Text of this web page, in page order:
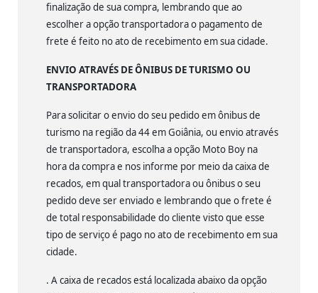
finalização de sua compra, lembrando que ao
escolher a opção transportadora o pagamento de
frete é feito no ato de recebimento em sua cidade.
ENVIO ATRAVÉS DE ÔNIBUS DE TURISMO OU
TRANSPORTADORA
Para solicitar o envio do seu pedido em ônibus de
turismo na região da 44 em Goiânia, ou envio através
de transportadora, escolha a opção Moto Boy na
hora da compra e nos informe por meio da caixa de
recados, em qual transportadora ou ônibus o seu
pedido deve ser enviado e lembrando que o frete é
de total responsabilidade do cliente visto que esse
tipo de serviço é pago no ato de recebimento em sua
cidade.
. A caixa de recados está localizada abaixo da opção